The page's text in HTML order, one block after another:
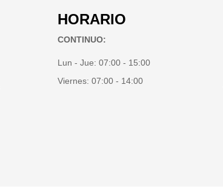
HORARIO
CONTINUO:
Lun - Jue:07:00 - 15:00
Viernes:07:00 - 14:00